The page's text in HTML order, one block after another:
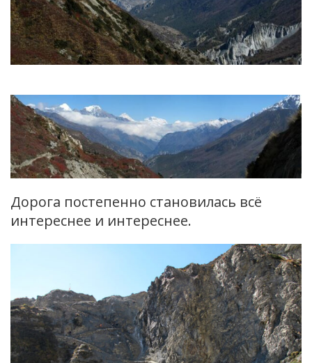
Дорога постепенно становилась всё
интереснее и интереснее.